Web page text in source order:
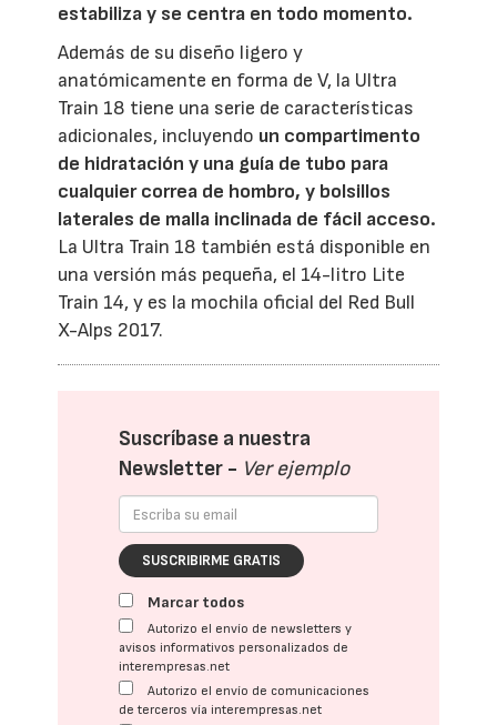
estabiliza y se centra en todo momento.
Además de su diseño ligero y
anatómicamente en forma de V, la Ultra
Train 18 tiene una serie de características
adicionales, incluyendo un compartimento
de hidratación y una guía de tubo para
cualquier correa de hombro, y bolsillos
laterales de malla inclinada de fácil acceso.
La Ultra Train 18 también está disponible en
una versión más pequeña, el 14-litro Lite
Train 14, y es la mochila oficial del Red Bull
X-Alps 2017.
Suscríbase a nuestra
Newsletter - Ver ejemplo
SUSCRIBIRME GRATIS
Marcar todos
Autorizo el envío de newsletters y
avisos informativos personalizados de
interempresas.net
Autorizo el envío de comunicaciones
de terceros vía interempresas.net